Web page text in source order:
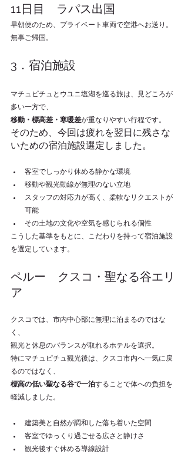
11日目　ラパス出国
早朝便のため、プライベート車両で空港へお送り。
無事ご帰国。
3．宿泊施設
マチュピチュとウユニ塩湖を巡る旅は、見どころが
多い一方で、
移動・標高差・寒暖差が重なりやすい行程です。
そのため、今回は疲れを翌日に残さな
いための宿泊施設選定しました。
客室でしっかり休める静かな環境
移動や観光動線が無理のない立地
スタッフの対応力が高く、柔軟なリクエストが
可能
その土地の文化や空気を感じられる個性
こうした基準をもとに、こだわりを持って宿泊施設
を選定しています。
ペルー　クスコ・聖なる谷エリ
ア
クスコでは、市内中心部に無理に泊まるのではな
く、
観光と休息のバランスが取れるホテルを選択。
特にマチュピチュ観光後は、クスコ市内へ一気に戻
るのではなく、
標高の低い聖なる谷で一泊することで体への負担を
軽減しました。
建築美と自然が調和した落ち着いた空間
客室でゆっくり過ごせる広さと静けさ
観光後すぐ休める導線設計